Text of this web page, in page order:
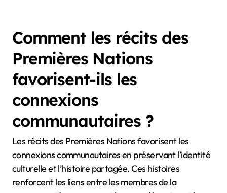
des Premières Nations aujourd’hui. Chaque accord
reflète l’évolution des relations entre les Premières
Nations et les puissances coloniales, impactant les
récits actuels autour de la souveraineté et de
l’identité culturelle.
Comment les récits des
Premières Nations
favorisent-ils les